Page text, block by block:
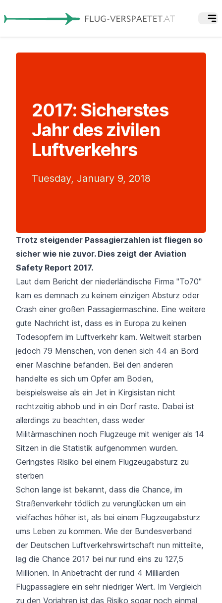
2017: Sicherstes
Jahr des zivilen
Luftverkehrs
Tuesday, January 9, 2018
Trotz steigender Passagierzahlen ist fliegen so
sicher wie nie zuvor. Dies zeigt der Aviation
Safety Report 2017.
Laut dem Bericht der niederländische Firma "To70"
kam es demnach zu keinem einzigen Absturz oder
Crash einer großen Passagiermaschine. Eine weitere
gute Nachricht ist, dass es in Europa zu keinen
Todesopfern im Luftverkehr kam. Weltweit starben
jedoch 79 Menschen, von denen sich 44 an Bord
einer Maschine befanden. Bei den anderen
handelte es sich um Opfer am Boden,
beispielsweise als ein Jet in Kirgisistan nicht
rechtzeitig abhob und in ein Dorf raste. Dabei ist
allerdings zu beachten, dass weder
Militärmaschinen noch Flugzeuge mit weniger als 14
Sitzen in die Statistik aufgenommen wurden.
Geringstes Risiko bei einem Flugzeugabsturz zu
sterben
Schon lange ist bekannt, dass die Chance, im
Straßenverkehr tödlich zu verunglücken um ein
vielfaches höher ist, als bei einem Flugzeugabsturz
ums Leben zu kommen. Wie der Bundesverband
der Deutschen Luftverkehrswirtschaft nun mitteilte,
lag die Chance 2017 bei nur rund eins zu 127,5
Millionen. In Anbetracht der rund 4 Milliarden
Flugpassagiere ein sehr niedriger Wert. Im Vergleich
zu den Vorjahren ist das Risiko sogar noch einmal